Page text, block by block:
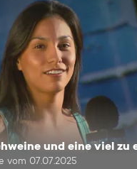
und eine viel zu
vom 07.07.2025